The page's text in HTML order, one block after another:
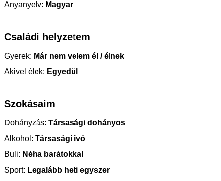
Anyanyelv: Magyar
Családi helyzetem
Gyerek: Már nem velem él / élnek
Akivel élek: Egyedül
Szokásaim
Dohányzás: Társasági dohányos
Alkohol: Társasági ivó
Buli: Néha barátokkal
Sport: Legalább heti egyszer